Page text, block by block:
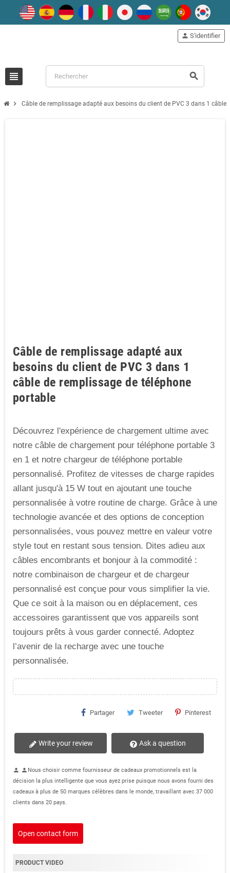
view_headline search
person S'identifier
chevron_right Câble de remplissage adapté aux besoins du client de PVC 3 dans 1
Câble de remplissage adapté aux
besoins du client de PVC 3 dans 1
câble de remplissage de téléphone
portable
Découvrez l'expérience de chargement ultime avec
notre câble de chargement pour téléphone portable 3
en 1 et notre chargeur de téléphone portable
personnalisé. Profitez de vitesses de charge rapides
allant jusqu'à 15 W tout en ajoutant une touche
personnalisée à votre routine de charge. Grâce à une
technologie avancée et des options de conception
personnalisées, vous pouvez mettre en valeur votre
style tout en restant sous tension. Dites adieu aux
câbles encombrants et bonjour à la commodité :
notre combinaison de chargeur et de chargeur
personnalisé est conçue pour vous simplifier la vie.
Que ce soit à la maison ou en déplacement, ces
accessoires garantissent que vos appareils sont
toujours prêts à vous garder connecté. Adoptez
l’avenir de la recharge avec une touche
personnalisée.
Partager Tweeter Pinterest
Write your review Ask a question
person personNous choisir comme fournisseur de cadeaux promotionnels est la
décision la plus intelligente que vous ayez prise puisque nous avons fourni des
cadeaux à plus de 50 marques célèbres dans le monde, travaillant avec 37 000
clients dans 20 pays.
Open contact form
PRODUCT VIDEO